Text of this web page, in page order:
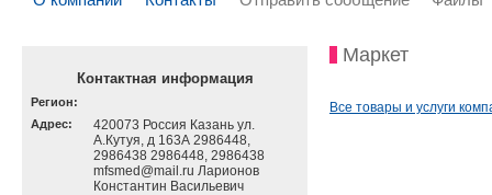
Контактная информация
Регион:
Адрес:
420073 Россия Казань ул.
А.Кутуя, д 163А 2986448,
2986438 2986448, 2986438
mfsmed@mail.ru Ларионов
Константин Васильевич
Маркет
Все товары и услуги